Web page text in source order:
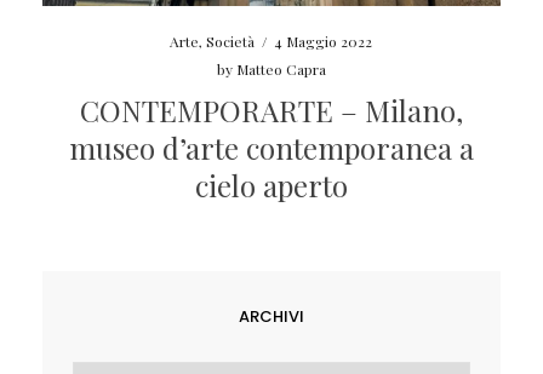
Arte,Società / 4 Maggio 2022
by Matteo Capra
CONTEMPORARTE – Milano,
museo d’arte contemporanea a
cielo aperto
ARCHIVI